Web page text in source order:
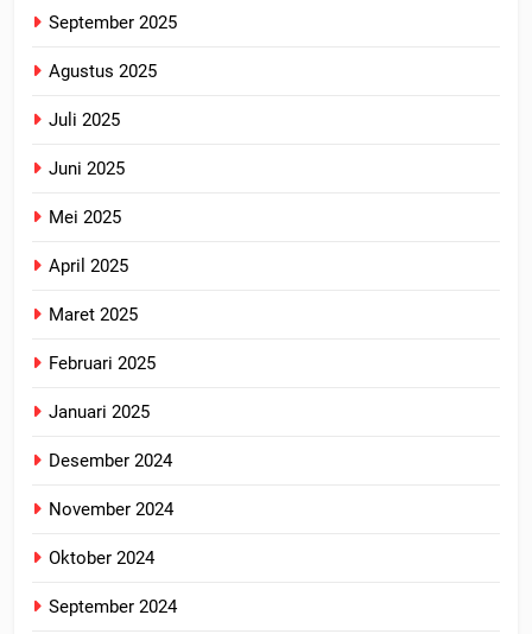
September 2025
Agustus 2025
Juli 2025
Juni 2025
Mei 2025
April 2025
Maret 2025
Februari 2025
Januari 2025
Desember 2024
November 2024
Oktober 2024
September 2024